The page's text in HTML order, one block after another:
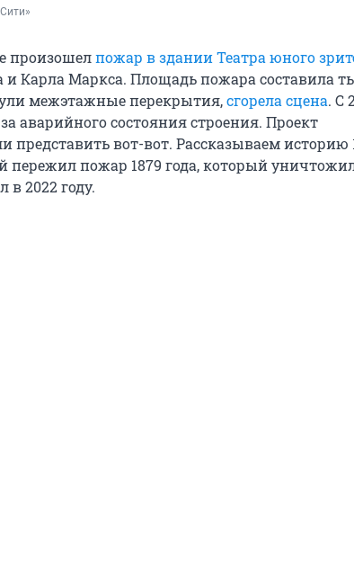
произошелпожар в здании Театра юного
и Карла Маркса. Площадь пожара составила
межэтажные перекрытия,сгорела сцена. С
аварийного состояния строения. Проект
вот-вот. Рассказываем историю
пережил пожар 1879 года, который
в 2022 году.